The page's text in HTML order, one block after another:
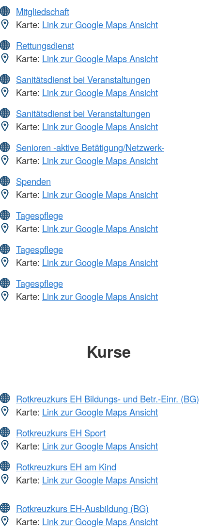
Mitgliedschaft
Karte: Link zur Google Maps Ansicht
Rettungsdienst
Karte: Link zur Google Maps Ansicht
Sanitätsdienst bei Veranstaltungen
Karte: Link zur Google Maps Ansicht
Sanitätsdienst bei Veranstaltungen
Karte: Link zur Google Maps Ansicht
Senioren -aktive Betätigung/Netzwerk-
Karte: Link zur Google Maps Ansicht
Spenden
Karte: Link zur Google Maps Ansicht
Tagespflege
Karte: Link zur Google Maps Ansicht
Tagespflege
Karte: Link zur Google Maps Ansicht
Tagespflege
Karte: Link zur Google Maps Ansicht
Kurse
Rotkreuzkurs EH Bildungs- und Betr.-Einr. (BG)
Karte: Link zur Google Maps Ansicht
Rotkreuzkurs EH Sport
Karte: Link zur Google Maps Ansicht
Rotkreuzkurs EH am Kind
Karte: Link zur Google Maps Ansicht
Rotkreuzkurs EH-Ausbildung (BG)
Karte: Link zur Google Maps Ansicht